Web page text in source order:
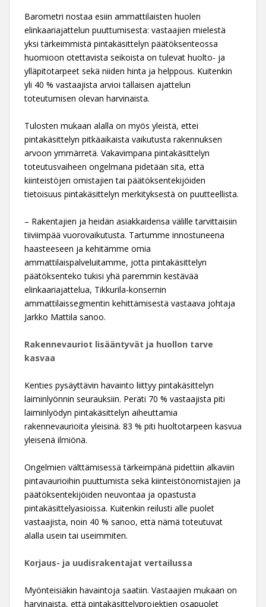
Barometri nostaa esiin ammattilaisten huolen
elinkaariajattelun puuttumisesta: vastaajien mielestä
yksi tärkeimmistä pintakäsittelyn päätöksenteossa
huomioon otettavista seikoista on tulevat huolto- ja
ylläpitotarpeet sekä niiden hinta ja helppous. Kuitenkin
yli 40 % vastaajista arvioi tällaisen ajattelun
toteutumisen olevan harvinaista.
Tulosten mukaan alalla on myös yleistä, ettei
pintakäsittelyn pitkäaikaista vaikutusta rakennuksen
arvoon ymmärretä. Vakavimpana pintakäsittelyn
toteutusvaiheen ongelmana pidetään sitä, että
kiinteistöjen omistajien tai päätöksentekijöiden
tietoisuus pintakäsittelyn merkityksestä on puutteellista.
– Rakentajien ja heidän asiakkaidensa välille tarvittaisiin
tiiviimpää vuorovaikutusta. Tartumme innostuneena
haasteeseen ja kehitämme omia
ammattilaispalveluitamme, jotta pintakäsittelyn
päätöksenteko tukisi yhä paremmin kestävää
elinkaariajattelua, Tikkurila-konsernin
ammattilaissegmentin kehittämisestä vastaava johtaja
Jarkko Mattila sanoo.
Rakennevauriot lisääntyvät ja huollon tarve
kasvaa
Kenties pysäyttävin havainto liittyy pintakäsittelyn
laiminlyönnin seurauksiin. Peräti 70 % vastaajista piti
laiminlyödyn pintakäsittelyn aiheuttamia
rakennevaurioita yleisinä. 83 % piti huoltotarpeen kasvua
yleisenä ilmiönä.
Ongelmien välttämisessä tärkeimpänä pidettiin alkaviin
pintavaurioihin puuttumista sekä kiinteistönomistajien ja
päätöksentekijöiden neuvontaa ja opastusta
pintakäsittelyasioissa. Kuitenkin reilusti alle puolet
vastaajista, noin 40 % sanoo, että nämä toteutuvat
alalla usein tai useimmiten.
Korjaus- ja uudisrakentajat vertailussa
Myönteisiäkin havaintoja saatiin. Vastaajien mukaan on
harvinaista, että pintakäsittelyprojektien osapuolet